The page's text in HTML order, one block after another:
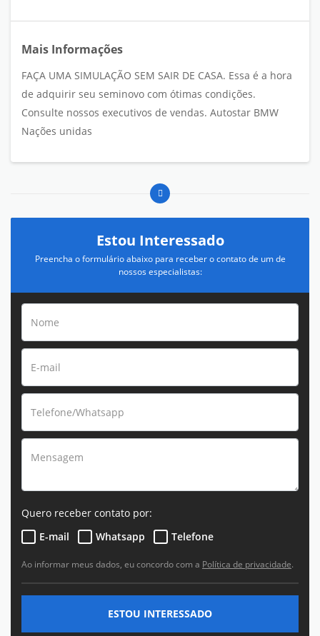
Mais Informações
FAÇA UMA SIMULAÇÃO SEM SAIR DE CASA. Essa é a hora
de adquirir seu seminovo com ótimas condições.
Consulte nossos executivos de vendas. Autostar BMW
Nações unidas
Estou Interessado
Preencha o formulário abaixo para receber o contato de um de
nossos especialistas:
Quero receber contato por:
E-mail
Whatsapp Telefone
Ao informar meus dados, eu concordo com a Política de privacidade.
ESTOU INTERESSADO